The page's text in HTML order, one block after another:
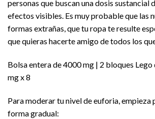
personas que buscan una dosis sustancial
efectos visibles. Es muy probable que las
formas extrañas, que tu ropa te resulte
que quieras hacerte amigo de todos los
Bolsa entera de 4000 mg | 2 bloques
mg x 8
Para moderar tu nivel de euforia, empieza
forma gradual: